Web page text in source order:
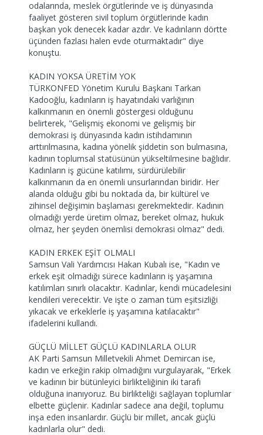
odalarında, meslek örgütlerinde ve iş dünyasında
faaliyet gösteren sivil toplum örgütlerinde kadın
başkan yok denecek kadar azdır. Ve kadınların dörtte
üçünden fazlası halen evde oturmaktadır" diye
konuştu.
KADIN YOKSA ÜRETİM YOK
TÜRKONFED Yönetim Kurulu Başkanı Tarkan
Kadooğlu, kadınların iş hayatındaki varlığının
kalkınmanın en önemli göstergesi olduğunu
belirterek, "Gelişmiş ekonomi ve gelişmiş bir
demokrasi iş dünyasında kadın istihdamının
arttırılmasına, kadına yönelik şiddetin son bulmasına,
kadının toplumsal statüsünün yükseltilmesine bağlıdır.
Kadınların iş gücüne katılımı, sürdürülebilir
kalkınmanın da en önemli unsurlarından biridir. Her
alanda olduğu gibi bu noktada da, bir kültürel ve
zihinsel değişimin başlaması gerekmektedir. Kadının
olmadığı yerde üretim olmaz, bereket olmaz, hukuk
olmaz, her şeyden önemlisi demokrasi olmaz" dedi.
KADIN ERKEK EŞİT OLMALI
Samsun Vali Yardımcısı Hakan Kubalı ise, "Kadın ve
erkek eşit olmadığı sürece kadınların iş yaşamına
katılımları sınırlı olacaktır. Kadınlar, kendi mücadelesini
kendileri verecektir. Ve işte o zaman tüm eşitsizliği
yıkacak ve erkeklerle iş yaşamına katılacaktır"
ifadelerini kullandı.
GÜÇLÜ MİLLET GÜÇLÜ KADINLARLA OLUR
AK Parti Samsun Milletvekili Ahmet Demircan ise,
kadın ve erkeğin rakip olmadığını vurgulayarak, "Erkek
ve kadının bir bütünleyici birlikteliğinin iki tarafı
olduğuna inanıyoruz. Bu birlikteliği sağlayan toplumlar
elbette güçlenir. Kadınlar sadece ana değil, toplumu
inşa eden insanlardır. Güçlü bir millet, ancak güçlü
kadınlarla olur" dedi.